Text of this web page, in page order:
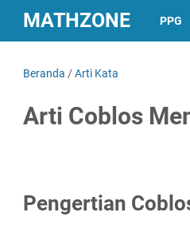
MATHZONE PPG
Beranda /Arti Kata
Arti Coblos
Pengertian